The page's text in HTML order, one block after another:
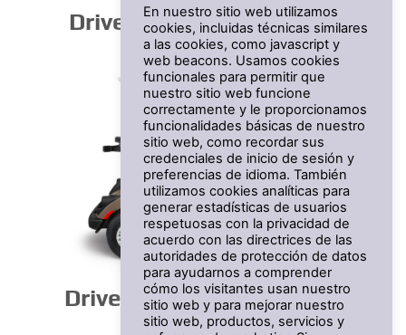
Drive² PTV PowerTech Li
Drive² PTV PowerTech AC
En nuestro sitio web utilizamos
cookies, incluidas técnicas similares
a las cookies, como javascript y
web beacons. Usamos cookies
funcionales para permitir que
nuestro sitio web funcione
correctamente y le proporcionamos
funcionalidades básicas de nuestro
sitio web, como recordar sus
credenciales de inicio de sesión y
preferencias de idioma. También
utilizamos cookies analíticas para
generar estadísticas de usuarios
respetuosas con la privacidad de
acuerdo con las directrices de las
autoridades de protección de datos
para ayudarnos a comprender
cómo los visitantes usan nuestro
sitio web y para mejorar nuestro
sitio web, productos, servicios y